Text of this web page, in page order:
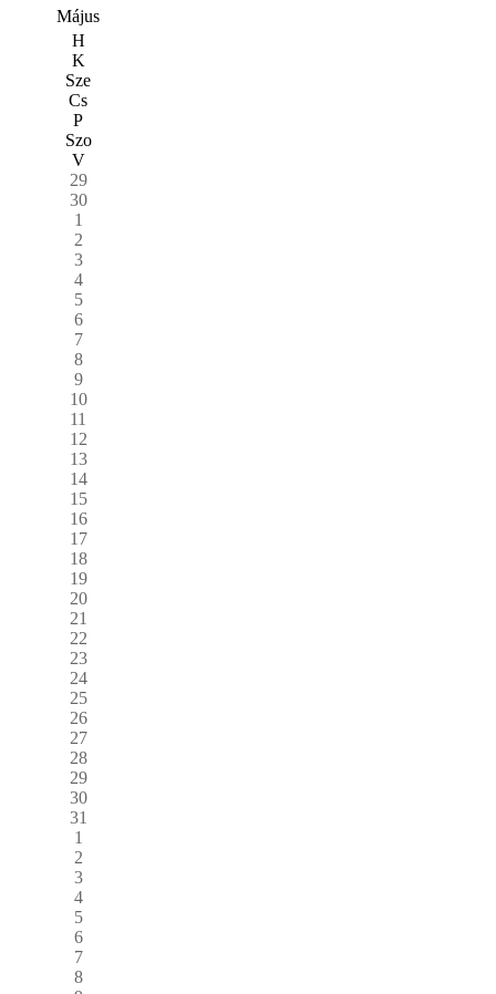
Május
H
K
Sze
Cs
P
Szo
V
29
30
1
2
3
4
5
6
7
8
9
10
11
12
13
14
15
16
17
18
19
20
21
22
23
24
25
26
27
28
29
30
31
1
2
3
4
5
6
7
8